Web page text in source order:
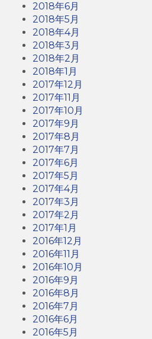
2018年6月
2018年5月
2018年4月
2018年3月
2018年2月
2018年1月
2017年12月
2017年11月
2017年10月
2017年9月
2017年8月
2017年7月
2017年6月
2017年5月
2017年4月
2017年3月
2017年2月
2017年1月
2016年12月
2016年11月
2016年10月
2016年9月
2016年8月
2016年7月
2016年6月
2016年5月